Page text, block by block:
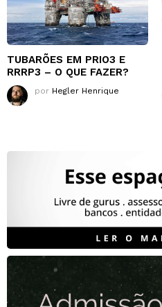
TUBARÕES EM PRIO3 E
RRRP3 – O QUE FAZER?
por Hegler Henrique